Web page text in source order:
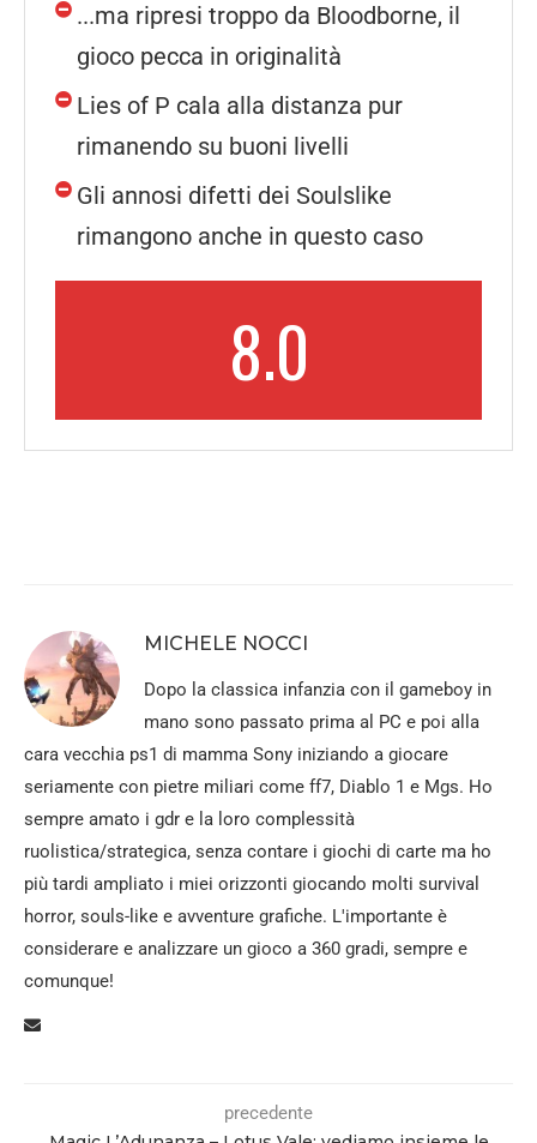
...ma ripresi troppo da Bloodborne, il
gioco pecca in originalità
Lies of P cala alla distanza pur
rimanendo su buoni livelli
Gli annosi difetti dei Soulslike
rimangono anche in questo caso
8.0
MICHELE NOCCI
Dopo la classica infanzia con il gameboy in
mano sono passato prima al PC e poi alla
cara vecchia ps1 di mamma Sony iniziando a giocare
seriamente con pietre miliari come ff7, Diablo 1 e Mgs. Ho
sempre amato i gdr e la loro complessità
ruolistica/strategica, senza contare i giochi di carte ma ho
più tardi ampliato i miei orizzonti giocando molti survival
horror, souls-like e avventure grafiche. L'importante è
considerare e analizzare un gioco a 360 gradi, sempre e
comunque!
precedente